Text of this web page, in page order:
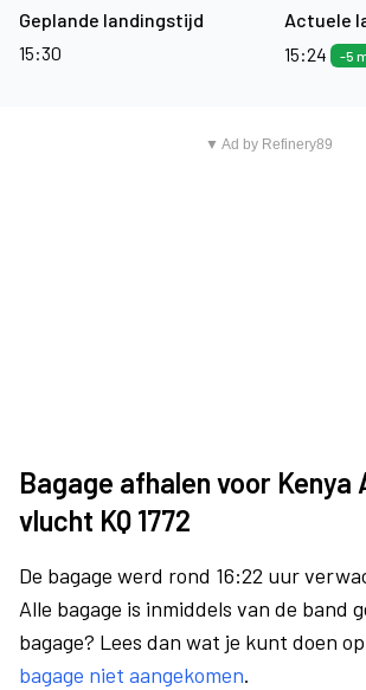
Geplande landingstijd
15:30
Actuele
15:24
-5
▼ Ad by Refinery89
Bagage afhalen voor Kenya
vlucht KQ 1772
De bagage werd rond 16:22 uur
Alle bagage is inmiddels van de band
bagage? Lees dan wat je kunt doen
bagage niet aangekomen.